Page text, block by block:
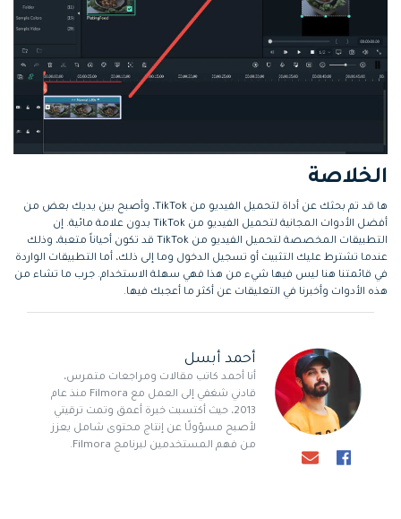
الخلاصة
ها قد تم بحثك عن أداة لتحميل الفيديو من TikTok، وأصبح بين يديك بعض من
أفضل الأدوات المجانية لتحميل الفيديو من TikTok بدون علامة مائية. إن
التطبيقات المخصصة لتحميل الفيديو من TikTok قد تكون أحياناً متعبة، وذلك
عندما تشترط عليك التثبيت أو تسجيل الدخول وما إلى ذلك، أما التطبيقات الواردة
في قائمتنا هنا ليس فيها شيء من هذا فهي سهلة الاستخدام. جرب ما تشاء من
هذه الأدوات وأخبرنا في التعليقات عن أكثر ما أعجبك فيها.
أحمد أبسل
أنا أحمد كاتب مقالات ومراجعات متمرس،
قادني شغفي إلى العمل مع Filmora منذ عام
2013، حيث أكتسبت خبرة أعمق وتمت ترقيتي
لأصبح مسؤولًا عن إنتاج محتوى شامل يعزز
من فهم المستخدمين لبرنامج Filmora.